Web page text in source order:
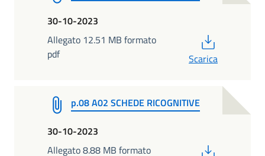
30-10-2023
Allegato 12.51 MB formato
pdf
Scarica
p.08 A02 SCHEDE RICOGNITIVE
30-10-2023
Allegato 8.88 MB formato